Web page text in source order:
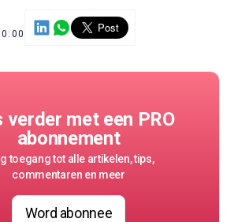
verder met een PRO
abonnement
toegang tot alle artikelen, tips,
commentaren en meer
Word abonnee